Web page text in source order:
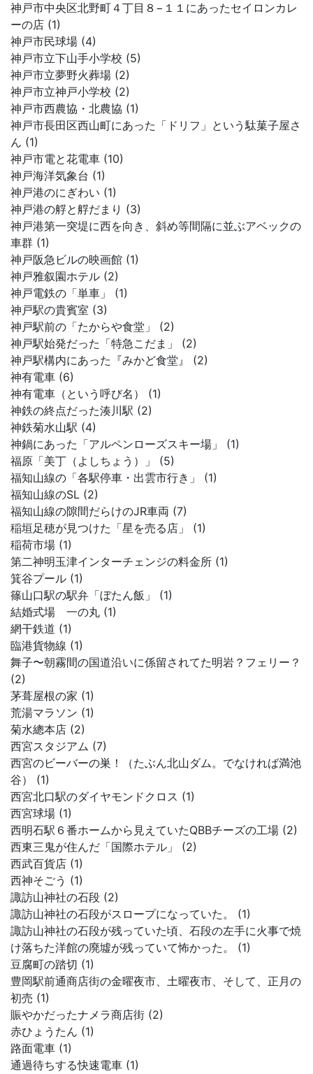
神戸市中央区北野町４丁目８−１１にあったセイロンカレ
ーの店 (1)
神戸市民球場 (4)
神戸市立下山手小学校 (5)
神戸市立夢野火葬場 (2)
神戸市立神戸小学校 (2)
神戸市西農協・北農協 (1)
神戸市長田区西山町にあった「ドリフ」という駄菓子屋さ
ん (1)
神戸市電と花電車 (10)
神戸海洋気象台 (1)
神戸港のにぎわい (1)
神戸港の艀と艀だまり (3)
神戸港第一突堤に西を向き、斜め等間隔に並ぶアベックの
車群 (1)
神戸阪急ビルの映画館 (1)
神戸雅叙園ホテル (2)
神戸電鉄の「単車」 (1)
神戸駅の貴賓室 (3)
神戸駅前の「たからや食堂」 (2)
神戸駅始発だった「特急こだま」 (2)
神戸駅構内にあった『みかど食堂』 (2)
神有電車 (6)
神有電車（という呼び名） (1)
神鉄の終点だった湊川駅 (2)
神鉄菊水山駅 (4)
神鍋にあった「アルペンローズスキー場」 (1)
福原「美丁（よしちょう）」 (5)
福知山線の「各駅停車・出雲市行き」 (1)
福知山線のSL (2)
福知山線の隙間だらけのJR車両 (7)
稲垣足穂が見つけた「星を売る店」 (1)
稲荷市場 (1)
第二神明玉津インターチェンジの料金所 (1)
箕谷プール (1)
篠山口駅の駅弁「ぼたん飯」 (1)
結婚式場 一の丸 (1)
網干鉄道 (1)
臨港貨物線 (1)
舞子〜朝霧間の国道沿いに係留されてた明岩？フェリー？
(2)
茅葺屋根の家 (1)
荒湯マラソン (1)
菊水總本店 (2)
西宮スタジアム (7)
西宮のビーバーの巣！（たぶん北山ダム。でなければ満池
谷） (1)
西宮北口駅のダイヤモンドクロス (1)
西宮球場 (1)
西明石駅６番ホームから見えていたQBBチーズの工場 (2)
西東三鬼が住んだ「国際ホテル」 (2)
西武百貨店 (1)
西神そごう (1)
諏訪山神社の石段 (2)
諏訪山神社の石段がスロープになっていた。 (1)
諏訪山神社の石段が残っていた頃、石段の左手に火事で焼
け落ちた洋館の廃墟が残っていて怖かった。 (1)
豆腐町の踏切 (1)
豊岡駅前通商店街の金曜夜市、土曜夜市、そして、正月の
初売 (1)
賑やかだったナメラ商店街 (2)
赤ひょうたん (1)
路面電車 (1)
通過待ちする快速電車 (1)